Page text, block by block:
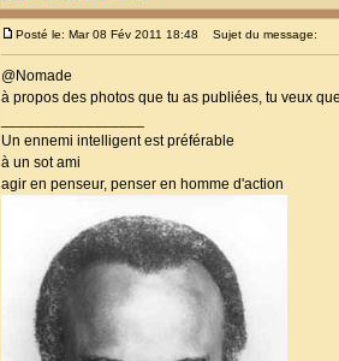
Posté le: Mar 08 Fév 2011 18:48 Sujet du message:
@Nomade
à propos des photos que tu as publiées, tu veux
Un ennemi intelligent est préférable
à un sot ami
agir en penseur, penser en homme d'action